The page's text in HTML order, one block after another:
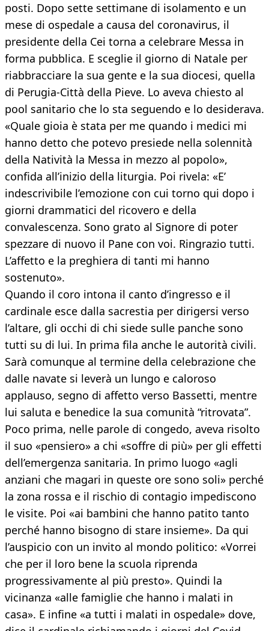
posti. Dopo sette settimane di isolamento e un
mese di ospedale a causa del coronavirus, il
presidente della Cei torna a celebrare Messa in
forma pubblica. E sceglie il giorno di Natale per
riabbracciare la sua gente e la sua diocesi, quella
di Perugia-Città della Pieve. Lo aveva chiesto al
pool sanitario che lo sta seguendo e lo desiderava.
«Quale gioia è stata per me quando i medici mi
hanno detto che potevo presiede nella solennità
della Natività la Messa in mezzo al popolo»,
confida all’inizio della liturgia. Poi rivela: «E’
indescrivibile l’emozione con cui torno qui dopo i
giorni drammatici del ricovero e della
convalescenza. Sono grato al Signore di poter
spezzare di nuovo il Pane con voi. Ringrazio tutti.
L’affetto e la preghiera di tanti mi hanno
sostenuto».
Quando il coro intona il canto d’ingresso e il
cardinale esce dalla sacrestia per dirigersi verso
l’altare, gli occhi di chi siede sulle panche sono
tutti su di lui. In prima fila anche le autorità civili.
Sarà comunque al termine della celebrazione che
dalle navate si leverà un lungo e caloroso
applauso, segno di affetto verso Bassetti, mentre
lui saluta e benedice la sua comunità “ritrovata”.
Poco prima, nelle parole di congedo, aveva risolto
il suo «pensiero» a chi «soffre di più» per gli effetti
dell’emergenza sanitaria. In primo luogo «agli
anziani che magari in queste ore sono soli» perché
la zona rossa e il rischio di contagio impediscono
le visite. Poi «ai bambini che hanno patito tanto
perché hanno bisogno di stare insieme». Da qui
l’auspicio con un invito al mondo politico: «Vorrei
che per il loro bene la scuola riprenda
progressivamente al più presto». Quindi la
vicinanza «alle famiglie che hanno i malati in
casa». E infine «a tutti i malati in ospedale» dove,